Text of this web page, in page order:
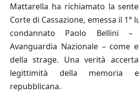
Mattarella ha richiamato la
Corte di Cassazione, emessa il 1°
condannato Paolo Bellini
Avanguardia Nazionale – come
della strage. Una verità
legittimità della memoria
repubblicana.